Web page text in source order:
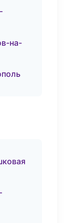
на-